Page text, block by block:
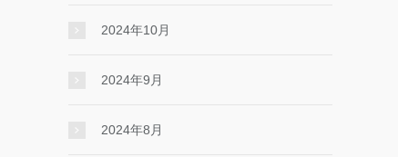
2024年10月
2024年9月
2024年8月